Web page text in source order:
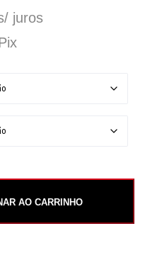
juros
AO CARRINHO